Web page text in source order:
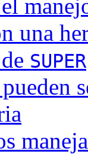
una
SUPER